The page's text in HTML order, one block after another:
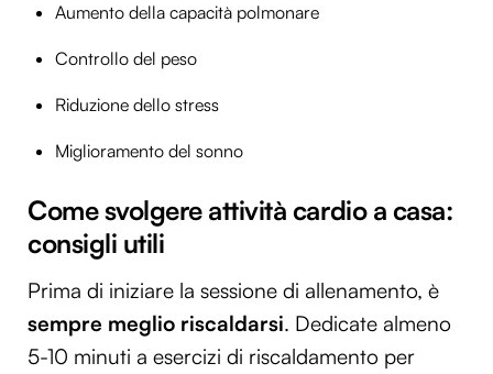
Aumento della capacità polmonare
Controllo del peso
Riduzione dello stress
Miglioramento del sonno
Come svolgere attività cardio a casa:
consigli utili
Prima di iniziare la sessione di allenamento, è
sempre meglio riscaldarsi. Dedicate almeno
5-10 minuti a esercizi di riscaldamento per